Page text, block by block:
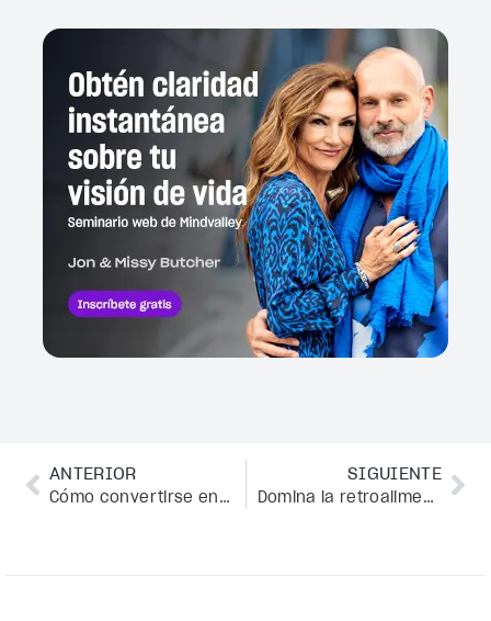
ANTERIOR
Cómo convertirse en autor y publicar un libro de coaching en 8 sencillos pasos
SIGUIENTE
Domina la retroalimentación con estas 5 estrategias